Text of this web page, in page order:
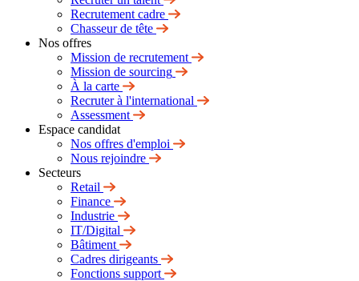
Recrutement cadre
Chasseur de tête
Nos offres
Mission de recrutement
Mission de sourcing
À la carte
Recruter à l'international
Assessment
Espace candidat
Nos offres d'emploi
Nous rejoindre
Secteurs
Retail
Finance
Industrie
IT/Digital
Bâtiment
Cadres dirigeants
Fonctions support